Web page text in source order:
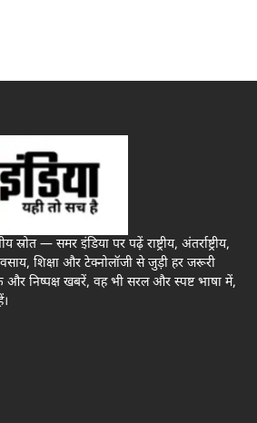
स्रोत — समर इंडिया पर पढ़ें राष्ट्रीय, अंतर्राष्ट्रीय,
शिक्षा और टेक्नोलॉजी से जुड़ी हर जरूरी
निष्पक्ष खबरें, वह भी सरल और स्पष्ट भाषा में,